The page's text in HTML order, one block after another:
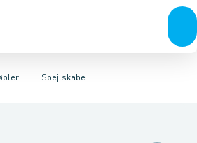
& rørKuglehaner & ventiler
VaskeArmaturer
Spejlskabe
Højskabe